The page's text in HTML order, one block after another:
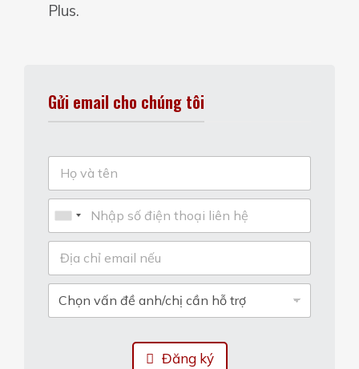
Plus.
Gửi email cho chúng tôi
Đăng ký